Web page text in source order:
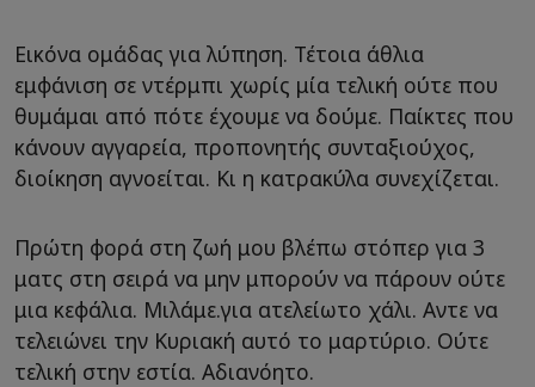
Εικόνα ομάδας για λύπηση. Τέτοια άθλια
εμφάνιση σε ντέρμπι χωρίς μία τελική ούτε που
θυμάμαι από πότε έχουμε να δούμε. Παίκτες που
κάνουν αγγαρεία, προπονητής συνταξιούχος,
διοίκηση αγνοείται. Κι η κατρακύλα συνεχίζεται.
Πρώτη φορά στη ζωή μου βλέπω στόπερ για 3
ματς στη σειρά να μην μπορούν να πάρουν ούτε
μια κεφάλια. Μιλάμε.για ατελείωτο χάλι. Αντε να
τελειώνει την Κυριακή αυτό το μαρτύριο. Ούτε
τελική στην εστία. Αδιανόητο.